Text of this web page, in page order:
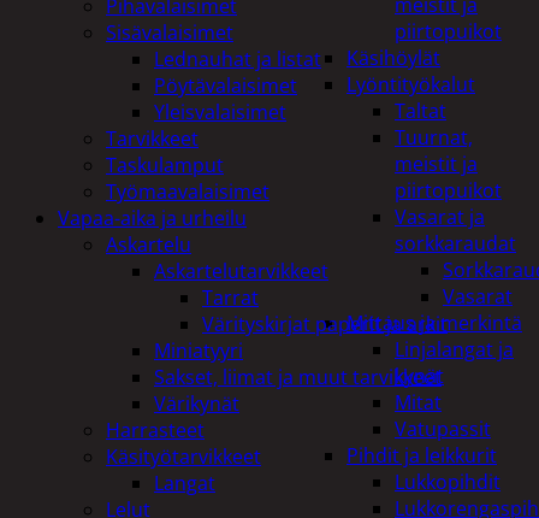
piirtopuikot
Käsihöylät
Lyöntityökalut
Taltat
Tuurnat,
meistit ja
piirtopuikot
Vasarat ja
sorkkaraudat
Vasarat
Mittaus ja merkintä
Linjalangat ja
kynät
Mitat
Vatupassit
Pihdit ja leikkurit
Lukkopihdit
Pihavalaisimet
Sisävalaisimet
Lednauhat ja listat
Pöytävalaisimet
Yleisvalaisimet
Tarvikkeet
Taskulamput
Työmaavalaisimet
Vapaa-aika ja urheilu
Askartelu
Askartelutarvikkeet
Tarrat
Värityskirjat paperit ja arkit
Miniatyyri
Sakset, liimat ja muut tarvikkeet
Värikynät
Harrasteet
Käsityötarvikkeet
Langat
Lelut